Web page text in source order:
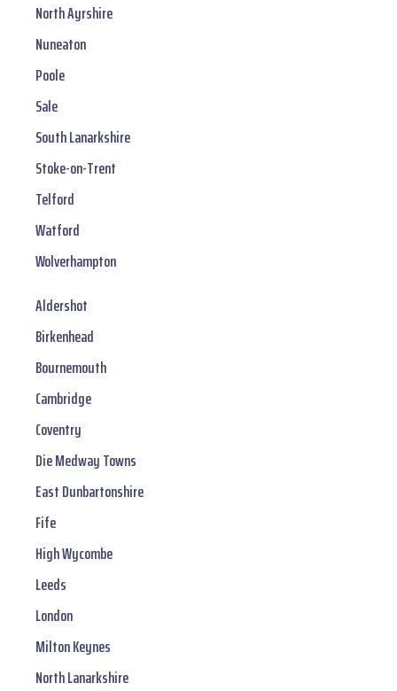
North Ayrshire
Nuneaton
Poole
Sale
South Lanarkshire
Stoke-on-Trent
Telford
Watford
Wolverhampton
Aldershot
Birkenhead
Bournemouth
Cambridge
Coventry
Die Medway Towns
East Dunbartonshire
Fife
High Wycombe
Leeds
London
Milton Keynes
North Lanarkshire